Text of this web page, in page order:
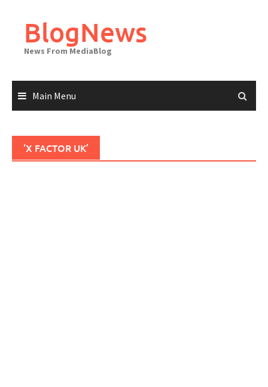
contentBlogNews
News From MediaBlog
Main Menu
‘X FACTOR UK’